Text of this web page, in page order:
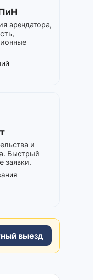
арендатора,
и
Быстрый
заявки.
выезд